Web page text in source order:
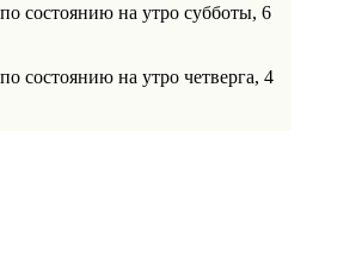
состоянию на утро субботы, 6
состоянию на утро четверга, 4